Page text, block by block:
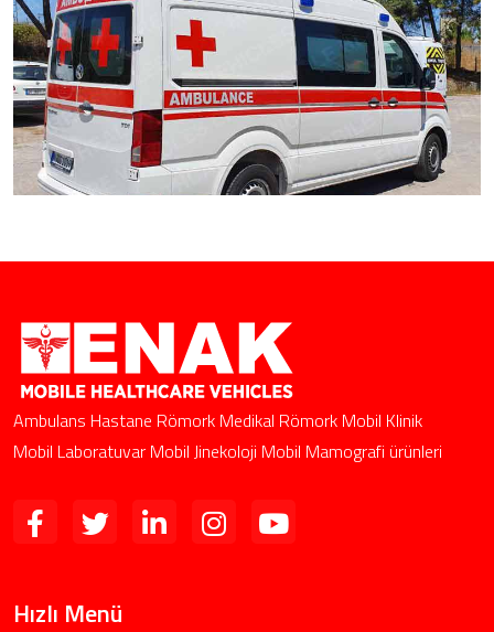
Ambulans Hastane Römork Medikal Römork Mobil Klinik
Mobil Laboratuvar Mobil Jinekoloji Mobil Mamografi ürünleri
Hızlı Menü